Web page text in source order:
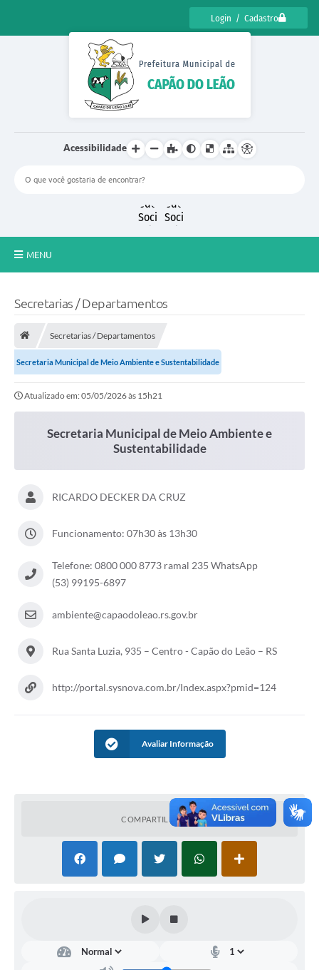
Login / Cadastro
Acessibilidade
MENU
Transparência
Editais
Secretaria Municipal de Cultura, Desporto e
Turismo
Consulta de pedido pelo Fly transparência – Betha
Contratos/Atas de Registro de Preços
Links
Secretarias / Departamentos
Secretarias / Departamentos
Secretaria Municipal de Meio Ambiente e Sustentabilidade
Atualizado em: 05/05/2026 às 15h21
Secretaria Municipal de Meio Ambiente e
Sustentabilidade
RICARDO DECKER DA CRUZ
Funcionamento: 07h30 às 13h30
Telefone: 0800 000 8773 ramal 235 WhatsApp
(53) 99195-6897
ambiente@capaodoleao.rs.gov.br
Rua Santa Luzia, 935 – Centro - Capão do Leão – RS
http://portal.sysnova.com.br/Index.aspx?pmid=124
Avaliar Informação
COMPARTILHAR